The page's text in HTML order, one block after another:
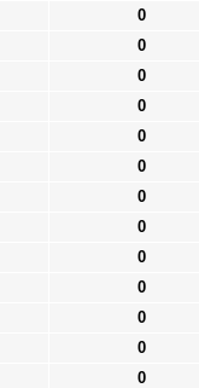
0
0
0
0
0
0
0
0
0
0
0
0
0